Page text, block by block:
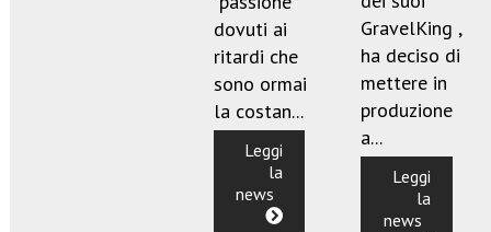
dovuti ai
ritardi che
sono ormai
la costan...
Leggi
la
news
GravelKing ,
ha deciso di
mettere in
produzione
a...
Leggi
la
news